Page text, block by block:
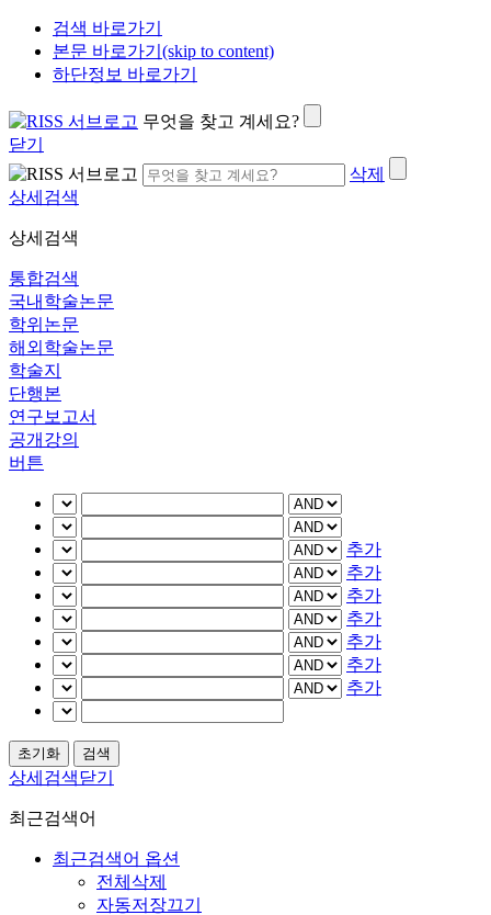
검색 바로가기
본문 바로가기(skip to content)
하단정보 바로가기
무엇을 찾고 계세요?
닫기
삭제
상세검색
상세검색
통합검색
국내학술논문
학위논문
해외학술논문
학술지
단행본
연구보고서
공개강의
버튼
추가
추가
추가
추가
추가
추가
추가
상세검색닫기
최근검색어
최근검색어 옵션
전체삭제
자동저장끄기